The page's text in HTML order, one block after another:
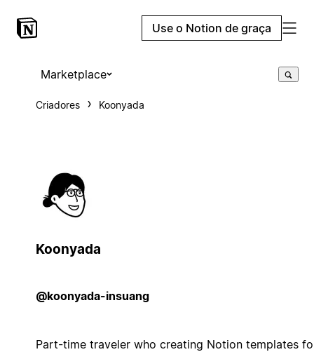
Use o Notion de graça
Marketplace
Criadores Koonyada
Koonyada
@koonyada-insuang
Part-time traveler who creating Notion templates